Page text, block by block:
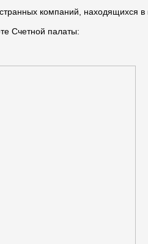
компаний,
Счетной палаты: